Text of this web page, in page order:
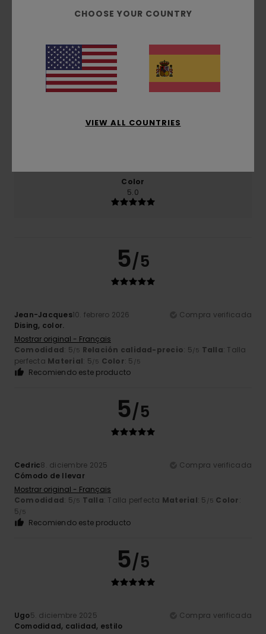
Relación calidad-precio
Color
5.0
5/5
Jean-Jacques10. febrero 2026
Compra verificada
Dising, color.
Mostrar original - Français
Comodidad: 5/5 Relación calidad-precio: 5/5 Talla: Talla
perfecta Material: 5/5 Color: 5 /5
Recomiendo este producto
5/5
Cedric8. diciembre 2025
Compra verificada
Cómodo de llevar
Mostrar original - Français
Comodidad: 5/5 Talla: Talla perfecta Material: 5 /5 Color:
5/5
Recomiendo este producto
5/5
Ugo5. diciembre 2025
Compra verificada
Comodidad, calidad, estilo
CHOOSE YOUR COUNTRY
VIEW ALL COUNTRIES